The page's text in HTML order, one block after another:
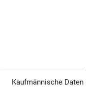
Kaufmännische Daten